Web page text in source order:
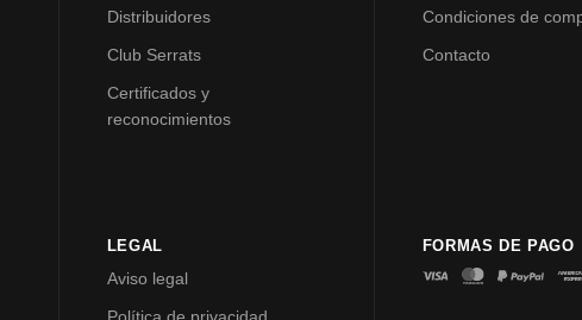
Distribuidores
Club Serrats
Certificados y
reconocimientos
Condiciones de
Contacto
LEGAL
Aviso legal
FORMAS DE PAGO